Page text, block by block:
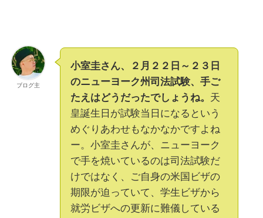
ブログ主
小室圭さん、２月２２日～２３日
のニューヨーク州司法試験、手ご
たえはどうだったでしょうね。 天
皇誕生日が試験当日になるという
めぐりあわせもなかなかですよね
ー。小室圭さんが、ニューヨーク
で手を焼いているのは司法試験だ
けではなく、ご自身の米国ビザの
期限が迫っていて、学生ビザから
就労ビザへの更新に難儀している